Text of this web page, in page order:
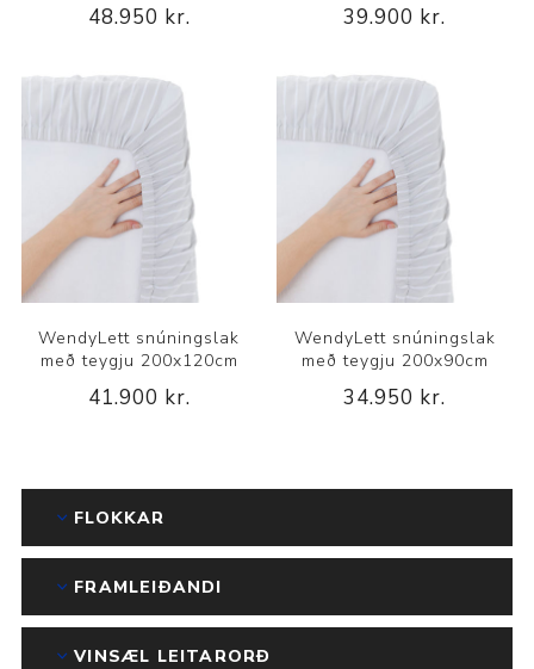
48.950 kr. 39.900 kr.
WendyLett snúningslak
með teygju 200x120cm
41.900 kr.
WendyLett snúningslak
með teygju 200x90cm
34.950 kr.
FLOKKAR
FRAMLEIÐANDI
VINSÆL LEITARORÐ